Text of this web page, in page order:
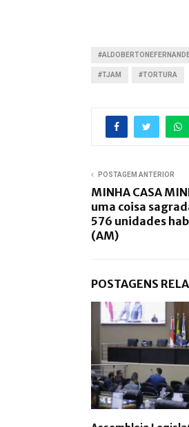
#TJAM #TORTURA
POSTAGEM ANTERIOR
MINHA CASA
uma coisa
576 unidades
(AM)
POSTAGENS